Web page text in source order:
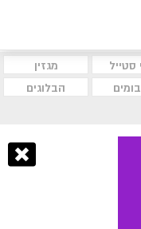
סטייל
מגזין
הבלוגים